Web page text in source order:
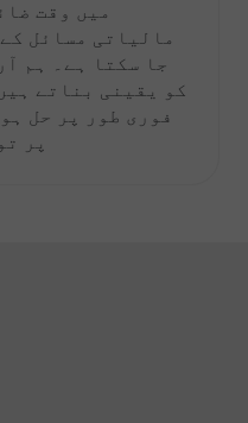
میں وقت
مالیاتی مسائل
جا سکتا ہے۔ ہم
کو یقینی بناتے
فوری طور پر حل
پر